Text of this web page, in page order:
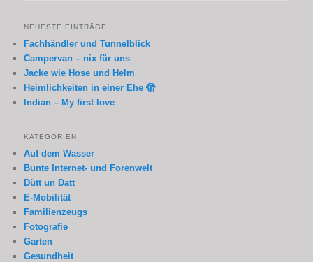
NEUESTE EINTRÄGE
Fachhändler und Tunnelblick
Campervan – nix für uns
Jacke wie Hose und Helm
Heimlichkeiten in einer Ehe 🫣
Indian – My first love
KATEGORIEN
Auf dem Wasser
Bunte Internet- und Forenwelt
Dütt un Datt
E-Mobilität
Familienzeugs
Fotografie
Garten
Gesundheit